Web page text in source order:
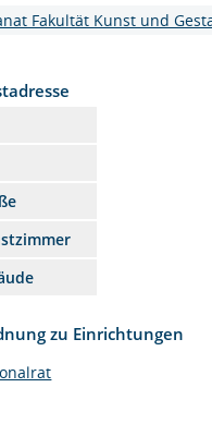
Fakultät Kunst und
zu Einrichtungen